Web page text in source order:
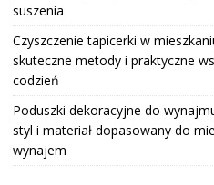
suszenia
Czyszczenie tapicerki w
skuteczne metody i praktyczne
codzień
Poduszki dekoracyjne do
styl i materiał dopasowany do
wynajem